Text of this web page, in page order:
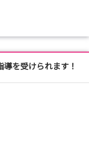
を受けられます！